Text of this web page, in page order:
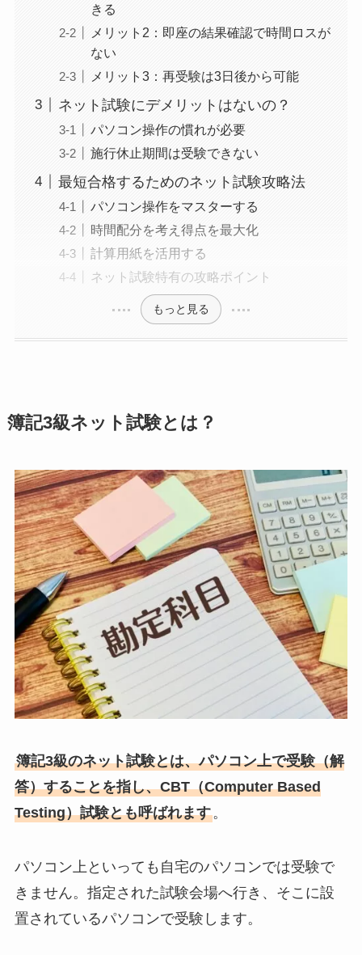
きる
メリット2：即座の結果確認で時間ロスが
ない
メリット3：再受験は3日後から可能
ネット試験にデメリットはないの？
パソコン操作の慣れが必要
施行休止期間は受験できない
最短合格するためのネット試験攻略法
パソコン操作をマスターする
時間配分を考え得点を最大化
計算用紙を活用する
ネット試験特有の攻略ポイント
もっと見る
簿記3級ネット試験とは？
簿記3級のネット試験とは、パソコン上で受験（解
答）することを指し、CBT（Computer Based
Testing）試験とも呼ばれます。
パソコン上といっても自宅のパソコンでは受験で
きません。指定された試験会場へ行き、そこに設
置されているパソコンで受験します。